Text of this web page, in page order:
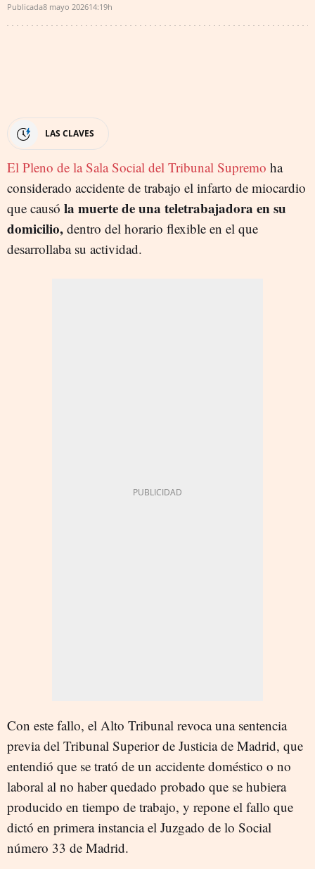
Publicada8 mayo 202614:19h
LAS CLAVES
El Pleno de la Sala Social del Tribunal Supremo ha
considerado accidente de trabajo el infarto de miocardio
que causó la muerte de una teletrabajadora en su
domicilio, dentro del horario flexible en el que
desarrollaba su actividad.
Con este fallo, el Alto Tribunal revoca una sentencia
previa del Tribunal Superior de Justicia de Madrid, que
entendió que se trató de un accidente doméstico o no
laboral al no haber quedado probado que se hubiera
producido en tiempo de trabajo, y repone el fallo que
dictó en primera instancia el Juzgado de lo Social
número 33 de Madrid.